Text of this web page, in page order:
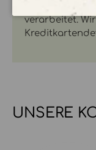
Ihre
verarbeitet.
UNSERE